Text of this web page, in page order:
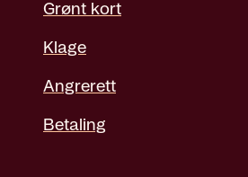
Grønt kort
Klage
Angrerett
Betaling